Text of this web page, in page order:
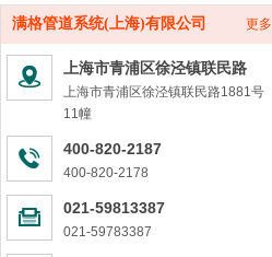
进口水管品牌到底怎么样？
令人放心的德国管道品牌
德国管道品牌中的佼佼者
罗森博格管道是安全的PPR管道品牌
德国进口管道，值得信任
“德国制造”强在哪儿？“罗森博格”强在哪儿？
品质有保障的产品，才有灵魂
满格管道系统(上海)有限公司 更多
上海市青浦区徐泾镇联民路
1881号11幢
上海市青浦区徐泾镇联民路1881号
11幢
400-820-2187
400-820-2178
021-59813387
021-59783387